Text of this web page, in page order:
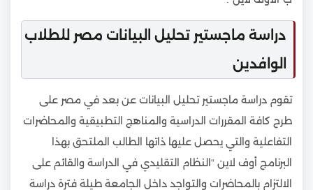
دراسة ماجستير تحليل البيانات مصر للطلاب
الوافدين
تقوم دراسة ماجستير تحليل البيانات عن بعد في مصر على
طرح كافة المقررات الدراسية والمناهج التطبيقية والمحاضرات
التفاعلية والتي يحصل عليها ذاتها الطالب الملتحق بهذا
البرنامج أوف لاين “النظام التقليدي في الدراسة والقائم على
الالتزام بالمحاضرات والتواجد داخل الجامعة طيلة فترة دراسة